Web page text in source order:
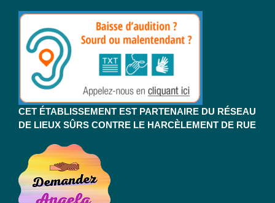
CET ÉTABLISSEMENT EST PARTENAIRE DU RÉSEAU
DE LIEUX SÛRS CONTRE LE HARCÈLEMENT DE RUE